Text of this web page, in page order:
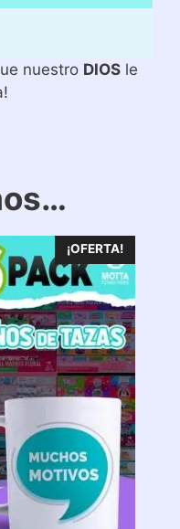
nuestro DIOSle
¡OFERTA!